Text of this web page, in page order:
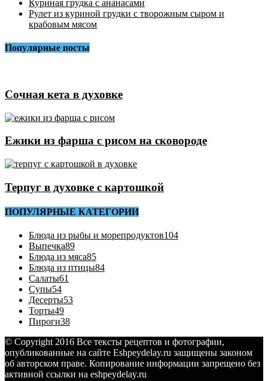
Куриная грудка с ананасами
Рулет из куриной грудки с творожным сыром и
крабовым мясом
Популярные посты
Сочная кета в духовке
Ежики из фарша с рисом на сковороде
Терпуг в духовке с картошкой
ПОПУЛЯРНЫЕ КАТЕГОРИИ
Блюда из рыбы и морепродуктов104
Выпечка89
Блюда из мяса85
Блюда из птицы84
Салаты61
Супы54
Десерты53
Торты49
Пироги38
© Copyright 2016 Все тексты рецептов и фотографии,
опубликованные на сайте Eshpeydelay.ru защищены законом
об авторском праве. Копирование информации запрещено без
активной ссылки на eshpeydelay.ru